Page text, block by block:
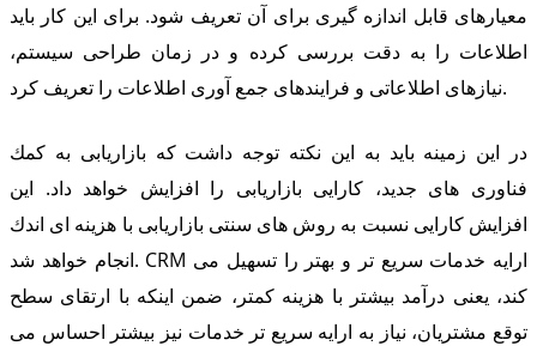
معیارهای قابل اندازه گیری برای آن تعریف شود. برای این كار باید
اطلاعات را به دقت بررسی كرده و در زمان طراحی سیستم،
نیازهای اطلاعاتی و فرایندهای جمع آوری اطلاعات را تعریف كرد.
در این زمینه باید به این نكته توجه داشت كه بازاریابی به كمك
فناوری های جدید، كارایی بازاریابی را افزایش خواهد داد. این
افزایش كارایی نسبت به روش های سنتی بازاریابی با هزینه ای اندك
انجام خواهد شد. CRM ارایه خدمات سریع تر و بهتر را تسهیل می
كند، یعنی درآمد بیشتر با هزینه كمتر، ضمن اینكه با ارتقای سطح
توقع مشتریان، نیاز به ارایه سریع تر خدمات نیز بیشتر احساس می